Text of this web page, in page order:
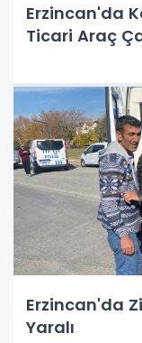
Erzincan'da
Ticari Araç
Erzincan'da
Yaralı